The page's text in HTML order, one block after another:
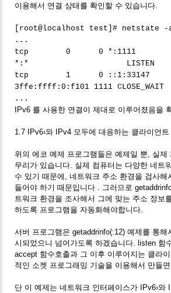
이용해서 연결 상태를 확인할 수 있습니다.
[root@localhost test]# netstate -
...
tcp 0 0
*:*
tcp 1 0
3ffe:ffff:0:f101 1111 CLOSE_WAIT
...
IPv6 를 사용한 연결이 제대로 이루어졌음을
1.7 IPv6›와 IPv4 모두에 대응하는 클라이언
위의 에코 예제 프로그램들은 예제일 뿐, 실제
무리가 있습니다. 실제 컴퓨터는 다양한 네트
수 있기 때문에, 네트워크 주소 환경을 검사해
들어야 하기 때문입니다 . 그러므로
트워크 환경을 조사해서 그에 맞는 주소 정보
하도록 프로그램을 자동화해야합니다.
서버 프로그램은 getaddrinfo(:12) 예제를 통해
시되었으니 넘어가도록 하겠습니다. listen 함
accept 함수호출과 그 이후 이루어지는 클라
적인 소켓 프로그래밍 기술을 이용해서 만들면
단 이 예제는 네트워크 인터페이스가 IPv6›와